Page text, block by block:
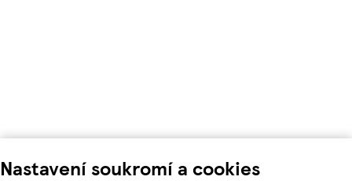
Nastavení soukromí a cookies